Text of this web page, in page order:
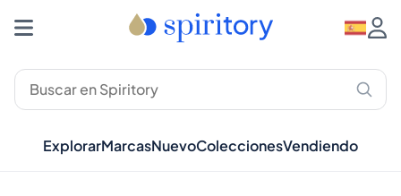
ExplorarMarcasNuevoColeccionesVendiendo